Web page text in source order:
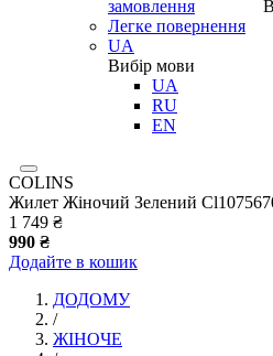
замовлення
Легке повернення
UA
Вибір мови
UA
RU
EN
COLINS
Жилет Жіночий Зелений
1 749 ₴
990 ₴
Додайте в кошик
ДОДОМУ
/
ЖІНОЧЕ